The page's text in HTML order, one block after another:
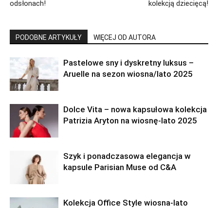
odsłonach! kolekcją dziecięcą!
PODOBNE ARTYKUŁY WIĘCEJ OD AUTORA
Pastelowe sny i dyskretny luksus –
Aruelle na sezon wiosna/lato 2025
Dolce Vita – nowa kapsułowa kolekcja
Patrizia Aryton na wiosnę-lato 2025
Szyk i ponadczasowa elegancja w
kapsule Parisian Muse od C&A
Kolekcja Office Style wiosna-lato